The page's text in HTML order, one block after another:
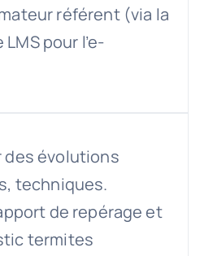
référent (via la
pour l’e-
des évolutions
techniques.
de repérage et
termites